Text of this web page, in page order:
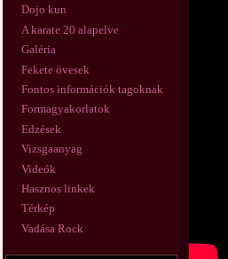
Dojo kun
A karate 20 alapelve
Galéria
Fekete övesek
Fontos információk tagoknak
Formagyakorlatok
Edzések
Vizsgaanyag
Videók
Hasznos linkek
Térkép
Vadása Rock